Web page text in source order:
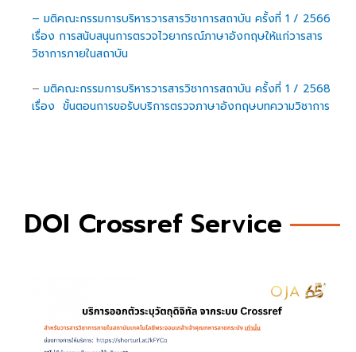
– มติคณะกรรมการบริหารวารสารวิชาการสถาบัน ครั้งที่ 1 / 2566
เรื่อง การสนับสนุนการตรวจไวยากรณ์ภาษาอังกฤษให้แก่วารสาร
วิชาการภายในสถาบัน
– มติคณะกรรมการบริหารวารสารวิชาการสถาบัน ครั้งที่ 1 / 2568
เรื่อง ขั้นตอนการขอรับบริการตรวจภาษาอังกฤษบทความวิชาการ
DOI Crossref Service